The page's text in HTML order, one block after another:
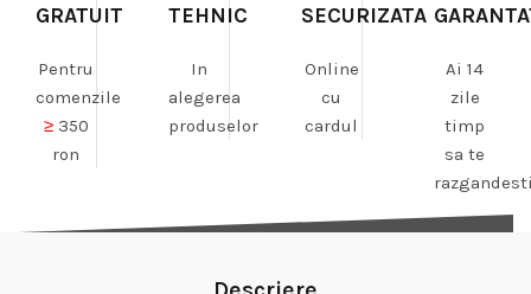
GRATUIT
Pentru
comenzile
≥350
ron
TEHNIC
In
alegerea
produselor
SECURIZATA
Online
cu
cardul
Ai 14
zile
timp
sa te